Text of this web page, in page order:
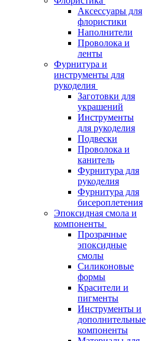
Аксессуары для
флористики
Наполнители
Проволока и
ленты
Фурнитура и
инструменты для
рукоделия
Заготовки для
украшений
Инструменты
для рукоделия
Подвески
Проволока и
канитель
Фурнитура для
рукоделия
Фурнитура для
бисероплетения
Эпоксидная смола и
компоненты
Прозрачные
эпоксидные
смолы
Силиконовые
формы
Красители и
пигменты
Инструменты и
дополнительные
компоненты